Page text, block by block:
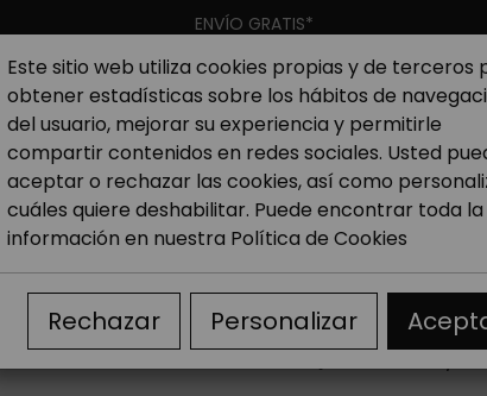
ENVÍO GRATIS*
Hombre Niño Nueva colección Outlet
Outlet Sandalias mujer Outlet Sandalias cuña
Sandalias
38,00 €
Este sitio web utiliza cookies propias y de terceros
obtener estadísticas sobre los hábitos de
del usuario, mejorar su experiencia y permitirle
compartir contenidos en redes sociales. Usted
aceptar o rechazar las cookies, así como
cuáles quiere deshabilitar. Puede encontrar toda la
información en nuestra Política de Cookies
Rechazar Personalizar